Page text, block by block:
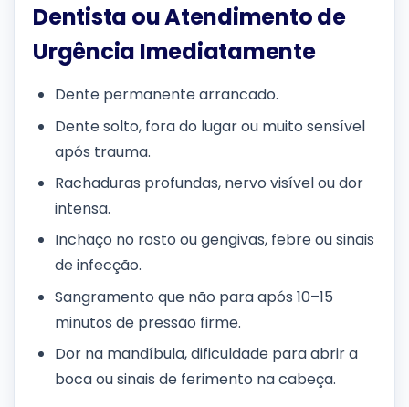
Dentista ou Atendimento de
Urgência Imediatamente
Dente permanente arrancado.
Dente solto, fora do lugar ou muito sensível
após trauma.
Rachaduras profundas, nervo visível ou dor
intensa.
Inchaço no rosto ou gengivas, febre ou sinais
de infecção.
Sangramento que não para após 10–15
minutos de pressão firme.
Dor na mandíbula, dificuldade para abrir a
boca ou sinais de ferimento na cabeça.